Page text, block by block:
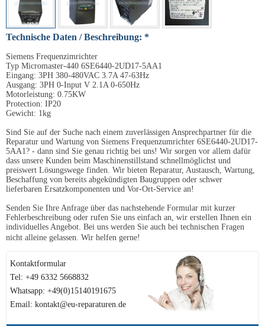
Technische Daten / Beschreibung: *
Siemens Frequenzimrichter
Typ Micromaster-440 6SE6440-2UD17-5AA1
Eingang: 3PH 380-480VAC 3.7A 47-63Hz
Ausgang: 3PH 0-Input V 2.1A 0-650Hz
Motorleistung: 0.75KW
Protection: IP20
Gewicht: 1kg
Sind Sie auf der Suche nach einem zuverlässigen Ansprechpartner für die
Reparatur und Wartung von Siemens Frequenzumrichter 6SE6440-2UD17-
5AA1? - dann sind Sie genau richtig bei uns! Wir sorgen vor allem dafür
dass unsere Kunden beim Maschinenstillstand schnellmöglichst und
preiswert Lösungswege finden. Wir bieten Reparatur, Austausch, Wartung,
Beschaffung von bereits abgekündigten Baugruppen oder schwer
lieferbaren Ersatzkomponenten und Vor-Ort-Service an!
Senden Sie Ihre Anfrage über das nachstehende Formular mit kurzer
Fehlerbeschreibung oder rufen Sie uns einfach an, wir erstellen Ihnen ein
individuelles Angebot. Bei uns werden Sie auch bei technischen Fragen
nicht alleine gelassen. Wir helfen gerne!
Kontaktformular
Tel: +49 6332 5668832
Whatsapp: +49(0)15140191675
Email: kontakt@eu-reparaturen.de